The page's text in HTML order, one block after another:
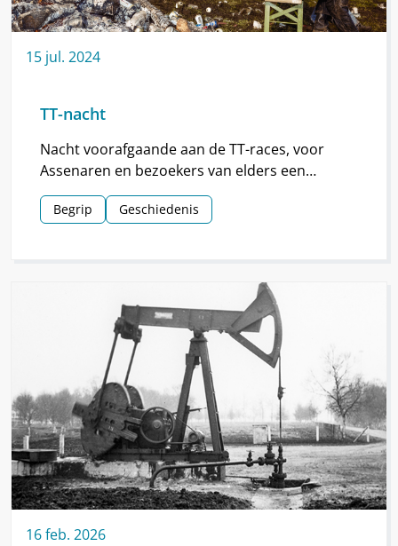
15 jul. 2024
TT-nacht
Nacht voorafgaande aan de TT-races, voor
Assenaren en bezoekers van elders een
hoogtepunt van de TT.
Begrip Geschiedenis
16feb. 2026